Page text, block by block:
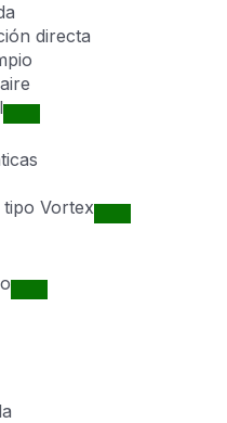
directa
Vortex